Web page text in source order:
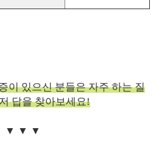
이 있으신 분들은 자주 하는 질
답을 찾아보세요!
▼ ▼ ▼